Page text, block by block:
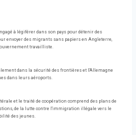
à légiférer dans son pays pour détenir des
envoyer des migrants sans papiers en Angleterre,
travailliste.
dans la sécurité des frontières et l'Allemagne
dans leurs aéroports.
et le traité de coopération comprend des plans de
de la lutte contre l'immigration illégale vers le
des jeunes.